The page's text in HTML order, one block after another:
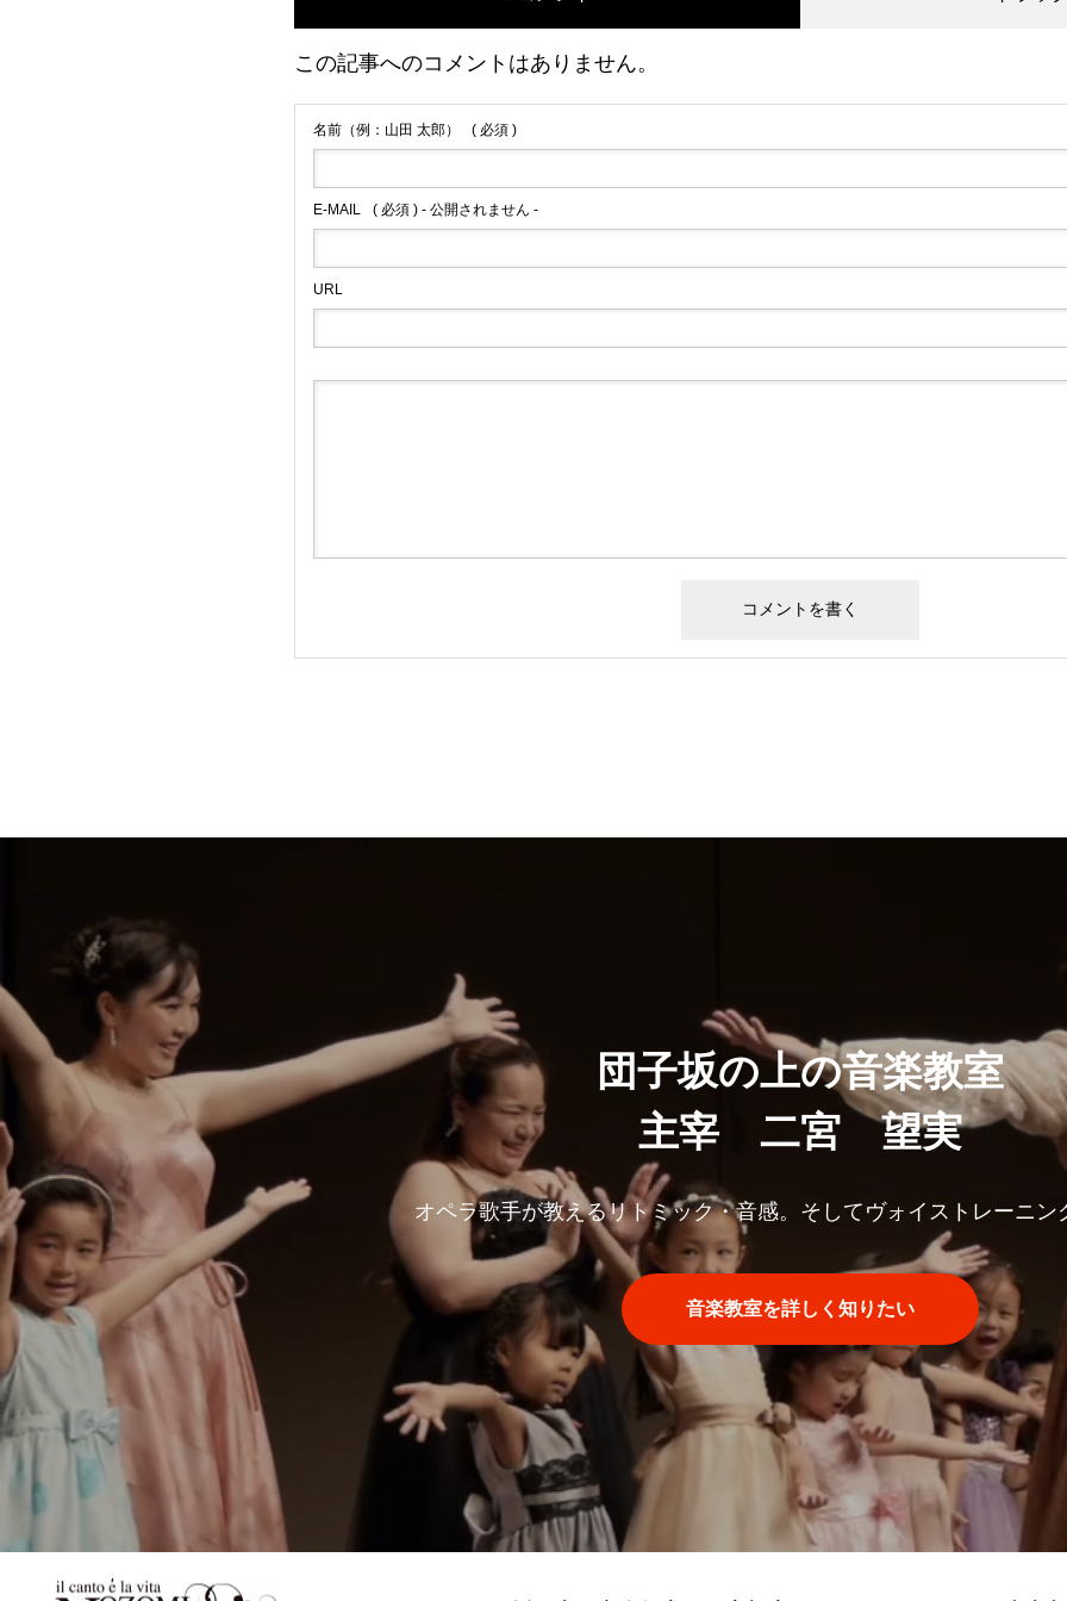
2016.02.15 2016.04.24
この記事へのコメントはありません。
名前（例：山田 太郎） ( 必須 )
E-MAIL ( 必須 ) - 公開されません -
URL
団子坂の上の音楽教室
主宰 二宮 望実
オペラ歌手が教えるリトミック・音感。そしてヴォイストレーニン
音楽教室を詳しく知りたい